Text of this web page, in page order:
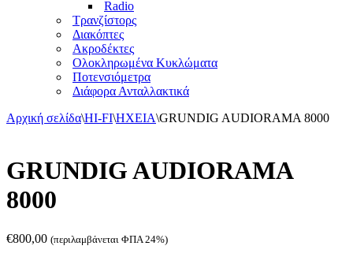
Radio
Τρανζίστορς
Διακόπτες
Ακροδέκτες
Ολοκληρωμένα Κυκλώματα
Ποτενσιόμετρα
Διάφορα Ανταλλακτικά
Αρχική σελίδα\HI-FI\ΗΧΕΙΑ\GRUNDIG AUDIORAMA 8000
GRUNDIG AUDIORAMA
8000
€800,00 (περιλαμβάνεται ΦΠΑ 24%)